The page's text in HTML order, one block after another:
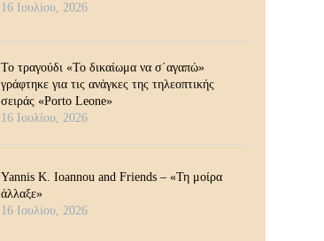
16 Ιουλίου, 2026
Το τραγούδι «Το δικαίωμα να σ΄αγαπώ»
γράφτηκε για τις ανάγκες της τηλεοπτικής
σειράς «Porto Leone»
16 Ιουλίου, 2026
Yannis K. Ioannou and Friends – «Τη μοίρα
άλλαξε»
16 Ιουλίου, 2026